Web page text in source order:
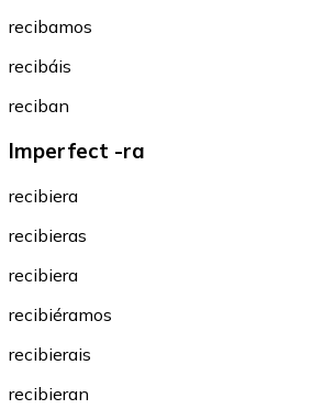
recibamos
recibáis
reciban
Imperfect -ra
recibiera
recibieras
recibiera
recibiéramos
recibierais
recibieran